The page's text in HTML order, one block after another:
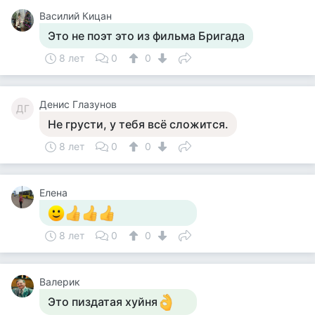
Василий Кицан
Это не поэт это из фильма Бригада
8 лет 0 0
ДГ Денис Глазунов
Не грусти, у тебя всё сложится.
8 лет 0 0
Елена
8 лет 0 0
Валерик
Это пиздатая хуйня